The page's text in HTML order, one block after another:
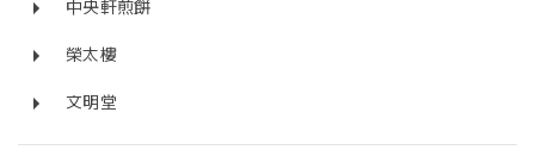
中央軒煎餅
榮太樓
文明堂